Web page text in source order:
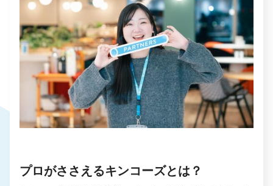
プロがささえるキンコーズとは？